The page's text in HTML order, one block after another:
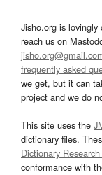
Jisho.org is lovingly
reach us on
frequently asked
we get, but it can
project and we do
This site uses the
dictionary files.
Dictionary
conformance with